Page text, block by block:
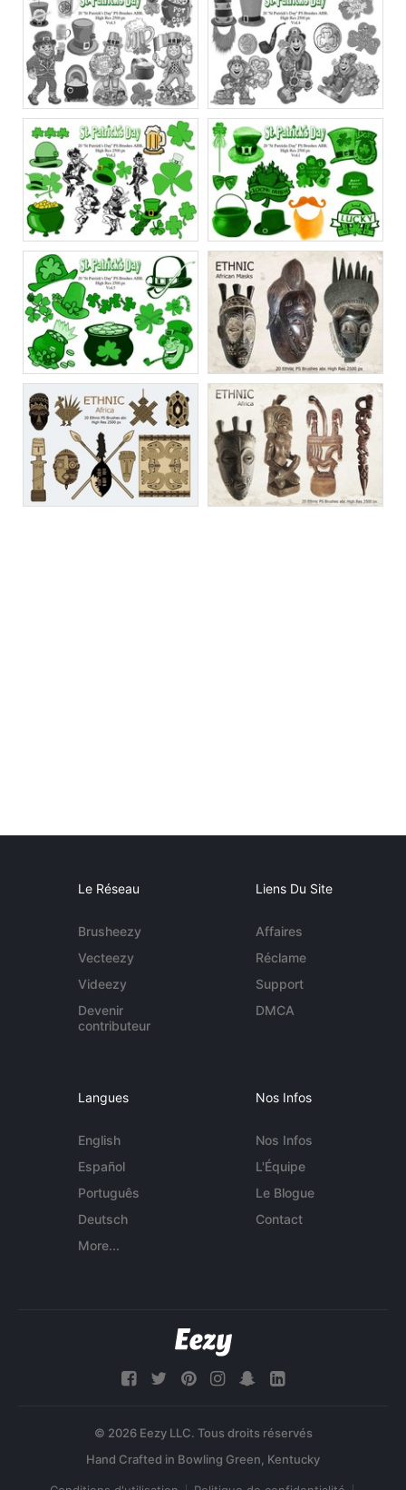
Le Réseau
Brusheezy
Vecteezy
Videezy
Devenir
contributeur
Liens Du Site
Affaires
Réclame
Support
DMCA
Langues
English
Español
Português
Deutsch
More...
Nos Infos
Nos Infos
L'Équipe
Le Blogue
Contact
© 2026 Eezy LLC. Tous droits réservés